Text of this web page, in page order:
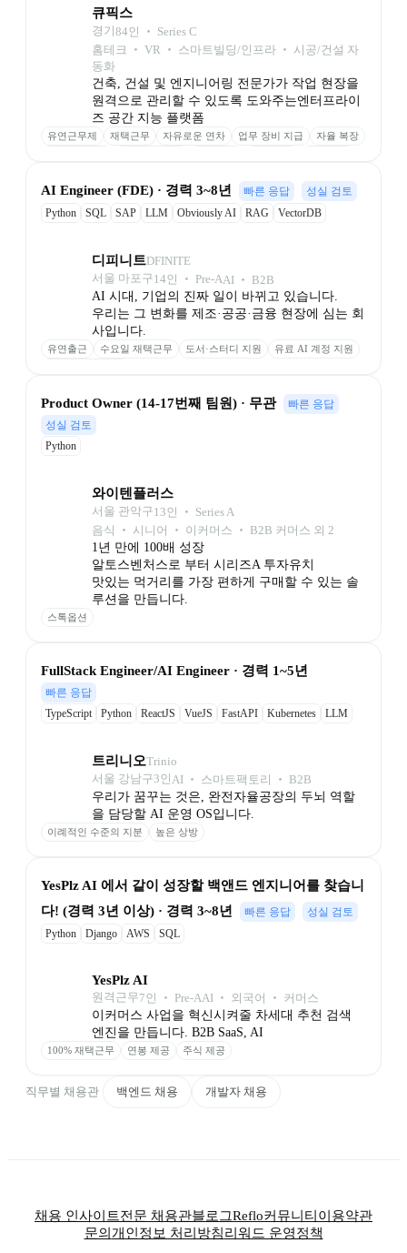
큐픽스
경기 84인 ‧ Series C
홈테크 ‧ VR ‧ 스마트빌딩/인프라 ‧ 시공/건설 자
동화
건축, 건설 및 엔지니어링 전문가가 작업 현장을
원격으로 관리할 수 있도록 도와주는엔터프라이
즈 공간 지능 플랫폼
유연근무제 재택근무 자유로운 연차 업무 장비 지급
자율 복장
인재 추천 포상
생일 상품권
AI Engineer (FDE) · 경력 3~8년 빠른 응답
성실 검토
Python
SQL SAP LLM Obviously AI RAG
VectorDB
디피니트DFINITE
서울 마포구14인 ‧ Pre-AAI ‧ B2B
AI 시대, 기업의 진짜 일이 바뀌고 있습니다.
우리는 그 변화를 제조·공공·금융 현장에 심는 회
사입니다.
유연출근 수요일 재택근무 도서·스터디 지원
유료 AI 계정 지원
Product Owner (14-17번째 팀원) · 무관
빠른 응답
성실 검토
Python
와이텐플러스
서울 관악구13인 ‧ Series A
음식 ‧ 시니어 ‧ 이커머스 ‧ B2B 커머스 외 2
1년 만에 100배 성장
알토스벤처스로 부터 시리즈A 투자유치
맛있는 먹거리를 가장 편하게 구매할 수 있는 솔
루션을 만듭니다.
스톡옵션
FullStack Engineer/AI Engineer · 경력 1~5년
빠른 응답
TypeScript
Python ReactJS VueJS FastAPI Kubernetes LLM
트리니오Trinio
서울 강남구3인AI ‧ 스마트팩토리 ‧ B2B
우리가 꿈꾸는 것은, 완전자율공장의 두뇌 역할
을 담당할 AI 운영 OS입니다.
이례적인 수준의 지분 높은 상방
YesPlz AI 에서 같이 성장할 백앤드 엔지니어를 찾습니
다! (경력 3년 이상) · 경력 3~8년
빠른 응답
성실 검토
Python
Django AWS SQL
YesPlz AI
원격근무7인 ‧ Pre-AAI ‧ 외국어 ‧ 커머스
이커머스 사업을 혁신시켜줄 차세대 추천 검색
엔진을 만듭니다. B2B SaaS, AI
100% 재택근무 연봉 제공 주식 제공
직무별 채용관 백엔드 채용 개발자 채용
채용 인사이트전문 채용관블로그Reflo커뮤니티 이용약관
문의 개인정보 처리방침리워드 운영정책